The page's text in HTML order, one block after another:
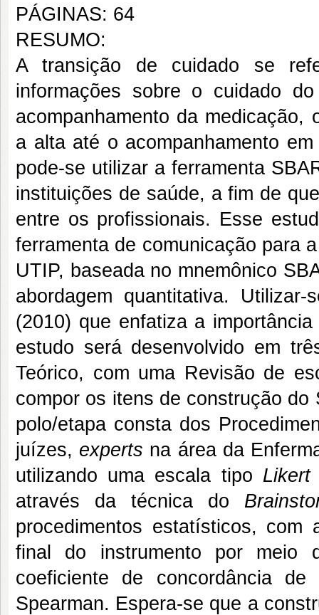
PÁGINAS: 64
RESUMO:
A transição de cuidado se
informações sobre o cuidado
acompanhamento da
a alta até o acompanhamento
pode-se utilizar a ferramenta
instituições de saúde, a fim de
entre os profissionais. Esse
ferramenta de comunicação para
UTIP, baseada no mnemônico
abordagem quantitativa.
(2010) que enfatiza a
estudo será desenvolvido em
Teórico, com uma Revisão de
compor os itens de construção
polo/etapa consta dos
juízes, experts na área da
utilizando uma escala tipo
através da técnica do
procedimentos estatísticos,
final do instrumento por meio
coeficiente de concordância
Spearman. Espera-se que a